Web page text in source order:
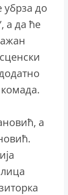
убрза до
а да ће
а